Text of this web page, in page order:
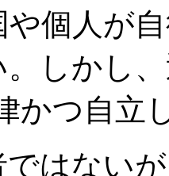
や個人が
しかし
かつ自立
はない